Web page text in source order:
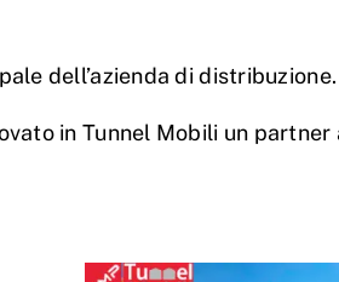
dell’azienda di distribuzione.
in Tunnel Mobili un